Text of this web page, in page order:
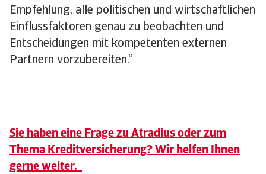
Empfehlung, alle politischen und wirtschaftlichen
Einflussfaktoren genau zu beobachten und
Entscheidungen mit kompetenten externen
Partnern vorzubereiten.“
Sie haben eine Frage zu Atradius oder zum
Thema Kreditversicherung? Wir helfen Ihnen
gerne weiter.